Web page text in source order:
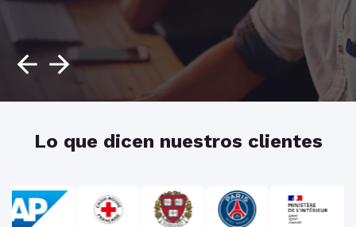
Lo que dicen nuestros clientes